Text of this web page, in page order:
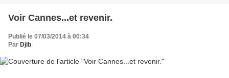
Voir Cannes...et revenir.
Publié le 07/03/2014 à 00:34
Par Djib